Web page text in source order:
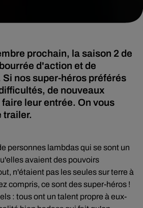
prochain, la saison 2 de
d'action et de
nos super-héros préférés
de nouveaux
leur entrée. On vous
trailer.
personnes lambdas qui se sont un
avaient des pouvoirs
n'étaient pas les seules sur terre à
compris, ce sont des super-héros !
: tous ont un talent propre à eux-